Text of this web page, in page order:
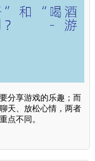
分享游戏的乐趣；而
天、放松心情，两者
点不同。